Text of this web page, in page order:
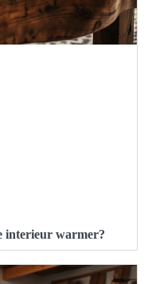
interieur warmer?